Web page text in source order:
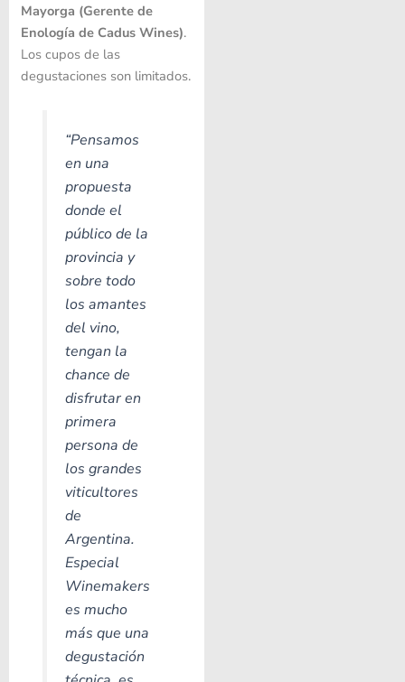
Mayorga (Gerente de
Enología de Cadus Wines).
Los cupos de las
degustaciones son limitados.
“Pensamos
en una
propuesta
donde el
público de la
provincia y
sobre todo
los amantes
del vino,
tengan la
chance de
disfrutar en
primera
persona de
los grandes
viticultores
de
Argentina.
Especial
Winemakers
es mucho
más que una
degustación